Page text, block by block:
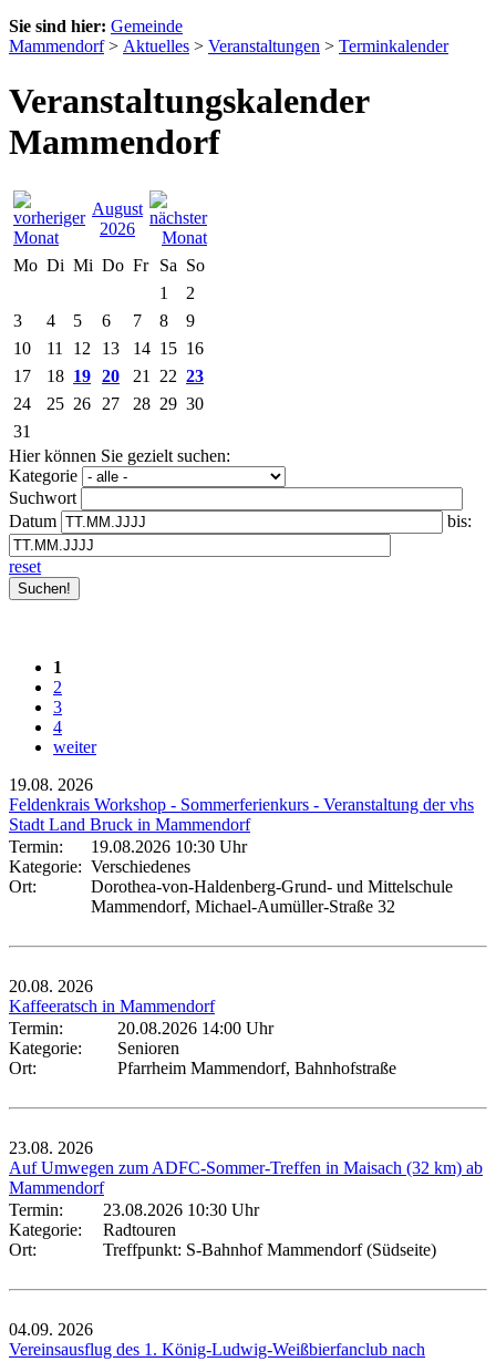
Sie sind hier: Gemeinde
Mammendorf> Aktuelles > Veranstaltungen > Terminkalender
Veranstaltungskalender
Mammendorf
August
2026
Mo Di Mi Do Fr Sa So
1
2
3
4 5 6 7 8
9
10
11 12 13 14 15 16
17
18 19 20 21 22 23
24
25 26 27 28 29 30
31
Hier können Sie gezielt suchen:
Kategorie
Suchwort
Datum
bis:
reset
1
2
3
4
weiter
19.08. 2026
Feldenkrais Workshop - Sommerferienkurs - Veranstaltung der vhs
Stadt Land Bruck in Mammendorf
Termin:
19.08.2026 10:30 Uhr
Kategorie: Verschiedenes
Ort:
Dorothea-von-Haldenberg-Grund- und Mittelschule
Mammendorf, Michael-Aumüller-Straße 32
20.08. 2026
Kaffeeratsch in Mammendorf
Termin:
20.08.2026 14:00 Uhr
Kategorie:
Senioren
Ort:
Pfarrheim Mammendorf, Bahnhofstraße
23.08. 2026
Auf Umwegen zum ADFC-Sommer-Treffen in Maisach (32 km) ab
Mammendorf
Termin:
23.08.2026 10:30 Uhr
Kategorie:
Radtouren
Ort:
Treffpunkt: S-Bahnhof Mammendorf (Südseite)
04.09. 2026
Vereinsausflug des 1. König-Ludwig-Weißbierfanclub nach